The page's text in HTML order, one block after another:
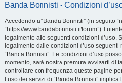
Banda Bonnisti - Condizioni
Accedendo a “Banda Bonnisti” (in seguito
“https://www.bandabonnisti.it/forum”),
legalmente alle seguenti condizioni d’uso.
legalmente dalle condizioni d’uso seguenti
“Banda Bonnisti”. Le condizioni d’uso
momento, sarà nostra premura avvisarti di
controllare con frequenza queste pagine
l’uso dei servizi di “Banda Bonnisti”